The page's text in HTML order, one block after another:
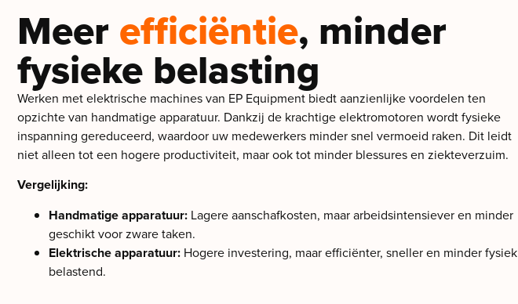
Meer efficiëntie, minder
fysieke belasting
Werken met elektrische machines van EP Equipment biedt aanzienlijke voordelen ten
opzichte van handmatige apparatuur. Dankzij de krachtige elektromotoren wordt fysieke
inspanning gereduceerd, waardoor uw medewerkers minder snel vermoeid raken. Dit leidt
niet alleen tot een hogere productiviteit, maar ook tot minder blessures en ziekteverzuim.
Vergelijking:
Handmatige apparatuur: Lagere aanschafkosten, maar arbeidsintensiever en minder
geschikt voor zware taken.
Elektrische apparatuur: Hogere investering, maar efficiënter, sneller en minder fysiek
belastend.